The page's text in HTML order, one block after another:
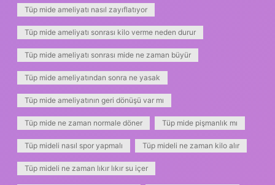
Tüp mide ameliyatı nasıl zayıflatıyor
Tüp mide ameliyatı sonrası kilo verme neden durur
Tüp mide ameliyatı sonrası mide ne zaman büyür
Tüp mide ameliyatından sonra ne yasak
Tüp mide ameliyatının geri dönüşü var mı
Tüp mide ne zaman normale döner Tüp mide pişmanlık mı
Tüp mideli nasıl spor yapmalı Tüp mideli ne zaman kilo alır
Tüp mideli ne zaman lıkır lıkır su içer